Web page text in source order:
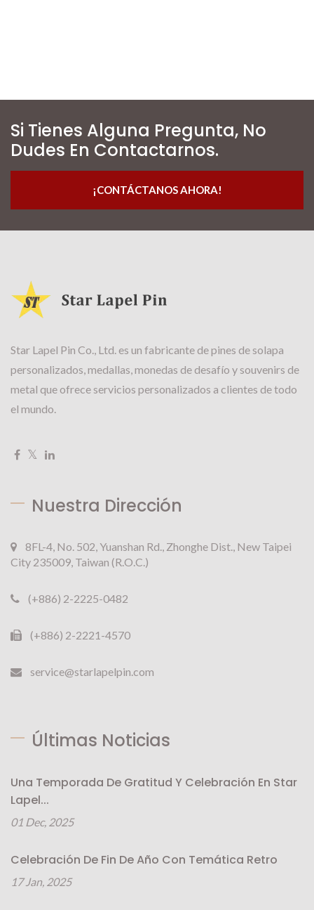
Si Tienes Alguna Pregunta, No
Dudes En Contactarnos.
¡CONTÁCTANOS AHORA!
Star Lapel Pin Co., Ltd. es un fabricante de pines de solapa
personalizados, medallas, monedas de desafío y souvenirs de
metal que ofrece servicios personalizados a clientes de todo
el mundo.
Nuestra Dirección
8FL-4, No. 502, Yuanshan Rd., Zhonghe Dist., New Taipei
City 235009, Taiwan (R.O.C.)
(+886) 2-2225-0482
(+886) 2-2221-4570
service@starlapelpin.com
Últimas Noticias
Una Temporada De Gratitud Y Celebración En Star
Lapel...
01 Dec, 2025
Celebración De Fin De Año Con Temática Retro
17 Jan, 2025